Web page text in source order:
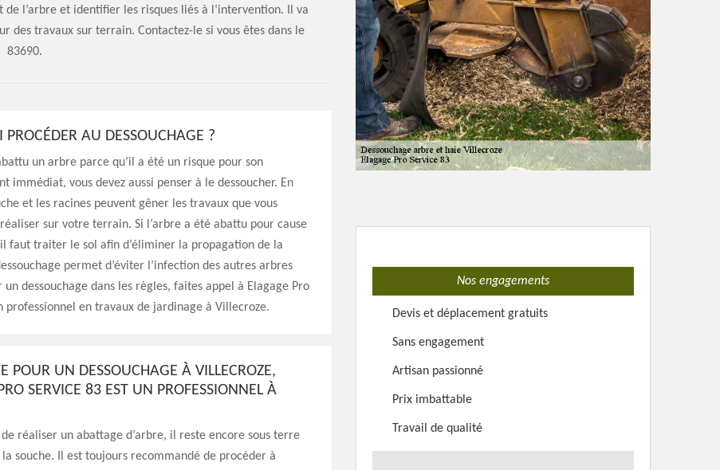
l’arbre et identifier les risques liés à l‘intervention. Il va
des travaux sur terrain. Contactez-le si vous êtes dans le
83690.
PROCÉDER AU DESSOUCHAGE ?
un arbre parce qu’il a été un risque pour son
immédiat, vous devez aussi penser à le dessoucher. En
et les racines peuvent gêner les travaux que vous
sur votre terrain. Si l’arbre a été abattu pour cause
faut traiter le sol afin d’éliminer la propagation de la
permet d’éviter l’infection des autres arbres
un dessouchage dans les règles, faites appel à Elagage Pro
professionnel en travaux de jardinage à Villecroze.
POUR UN DESSOUCHAGE À VILLECROZE,
SERVICE 83 EST UN PROFESSIONNEL À
de réaliser un abattage d’arbre, il reste encore sous terre
souche. Il est toujours recommandé de procéder à
Nos engagements
Devis et déplacement gratuits
Sans engagement
Artisan passionné
Prix imbattable
Travail de qualité